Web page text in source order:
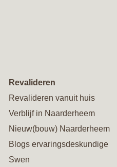
Revalideren
Revalideren vanuit huis
Verblijf in Naarderheem
Nieuw(bouw) Naarderheem
Blogs ervaringsdeskundige
Swen